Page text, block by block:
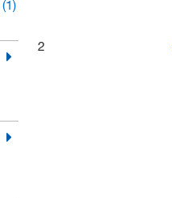
(1)
2